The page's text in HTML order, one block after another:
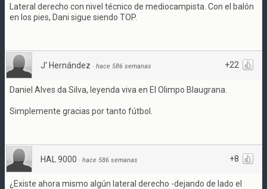
Lateral derecho con nivel técnico de mediocampista. Con el balón
en los pies, Dani sigue siendo TOP.
+22
J' Hernández · hace 586 semanas
Daniel Alves da Silva, leyenda viva en El Olimpo Blaugrana.
Simplemente gracias por tanto fútbol.
+8
HAL 9000 · hace 586 semanas
¿Existe ahora mismo algún lateral derecho -dejando de lado el